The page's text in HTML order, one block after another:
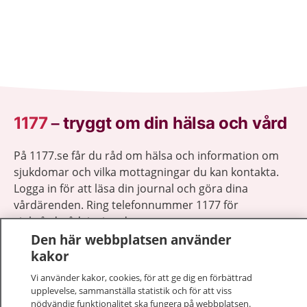
1177–tryggt om din hälsa och vård
På 1177.se får du råd om hälsa och information om
sjukdomar och vilka mottagningar du kan kontakta.
Logga in för att läsa din journal och göra dina
vårdärenden. Ring telefonnummer 1177 för
sjukvårdsrådgivning dygnet runt.
1177 ger dig råd när du vill må bättre.
Den här webbplatsen använder
kakor
Vi använder kakor, cookies, för att ge dig en förbättrad
upplevelse, sammanställa statistik och för att viss
nödvändig funktionalitet ska fungera på webbplatsen.